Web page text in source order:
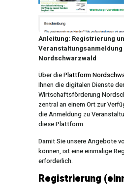
Anleitung: Registrierung
Nordschwarzwald
Über diePlattform
Ihnen die digitalen Dienste der
Wirtschaftsförderung
zentral an einem Ort zur
die Anmeldung zu
diese Plattform.
Damit Sie unsere Angebote
können, ist eine einmalige
erforderlich.
Registrierung